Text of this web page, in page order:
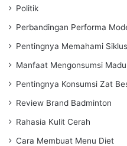
Politik
Perbandingan Performa
Pentingnya Memahami Siklus
Manfaat Mengonsumsi Madu
Pentingnya Konsumsi Zat
Review Brand Badminton
Rahasia Kulit Cerah
Cara Membuat Menu Diet